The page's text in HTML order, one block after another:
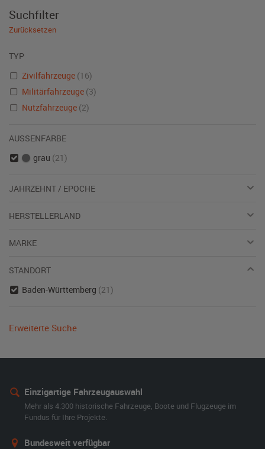
Suchfilter
Zurücksetzen
TYP
Zivilfahrzeuge (16)
Militärfahrzeuge (3)
Nutzfahrzeuge (2)
AUSSENFARBE
grau (21)
JAHRZEHNT / EPOCHE
HERSTELLERLAND
MARKE
STANDORT
Baden-Württemberg (21)
Erweiterte Suche
Einzigartige Fahrzeugauswahl
Mehr als 4.300 historische Fahrzeuge, Boote und Flugzeuge im
Fundus für Ihre Projekte.
Bundesweit verfügbar